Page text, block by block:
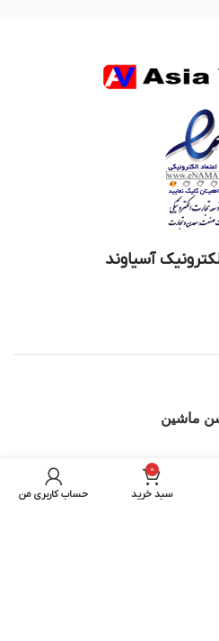
آسیاوند
ماشین
0
سبد خرید حساب کاربری من